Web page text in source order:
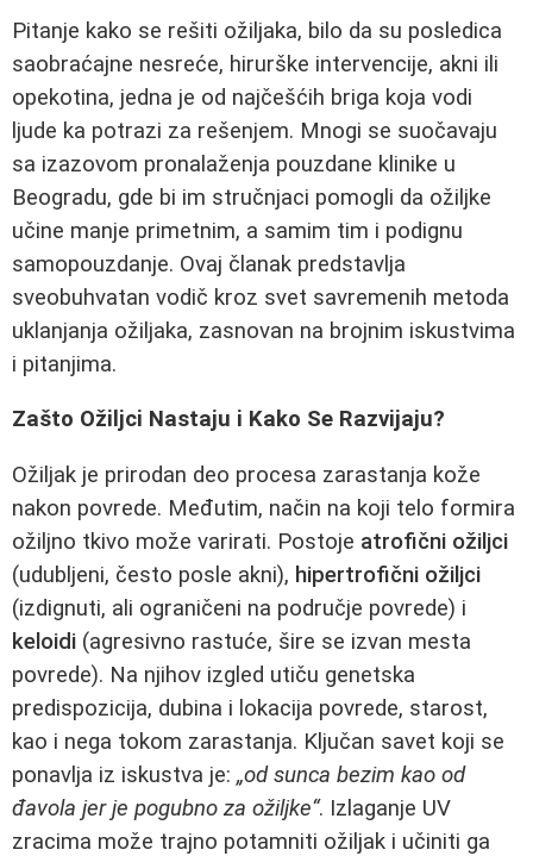
Pitanje kako se rešiti ožiljaka, bilo da su posledica
saobraćajne nesreće, hirurške intervencije, akni ili
opekotina, jedna je od najčešćih briga koja vodi
ljude ka potrazi za rešenjem. Mnogi se suočavaju
sa izazovom pronalaženja pouzdane klinike u
Beogradu, gde bi im stručnjaci pomogli da ožiljke
učine manje primetnim, a samim tim i podignu
samopouzdanje. Ovaj članak predstavlja
sveobuhvatan vodič kroz svet savremenih metoda
uklanjanja ožiljaka, zasnovan na brojnim iskustvima
i pitanjima.
Zašto Ožiljci Nastaju i Kako Se Razvijaju?
Ožiljak je prirodan deo procesa zarastanja kože
nakon povrede. Međutim, način na koji telo formira
ožiljno tkivo može varirati. Postoje atrofični ožiljci
(udubljeni, često posle akni), hipertrofični ožiljci
(izdignuti, ali ograničeni na područje povrede) i
keloidi (agresivno rastuće, šire se izvan mesta
povrede). Na njihov izgled utiču genetska
predispozicija, dubina i lokacija povrede, starost,
kao i nega tokom zarastanja. Ključan savet koji se
ponavlja iz iskustva je: „od sunca bezim kao od
đavola jer je pogubno za ožiljke“. Izlaganje UV
zracima može trajno potamniti ožiljak i učiniti ga